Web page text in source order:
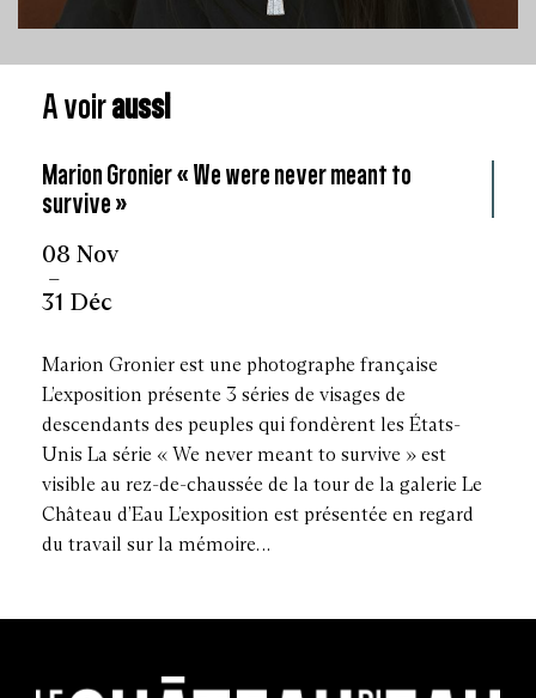
Neumann, Espace Arlaud, Lausanne, Suisse
A voiraussi
Marion Gronier « We were never meant to
survive »
08 Nov
–
31 Déc
Marion Gronier est une photographe française
L’exposition présente 3 séries de visages de
descendants des peuples qui fondèrent les États-
Unis La série « We never meant to survive » est
visible au rez-de-chaussée de la tour de la galerie Le
Château d’Eau L’exposition est présentée en regard
du travail sur la mémoire…